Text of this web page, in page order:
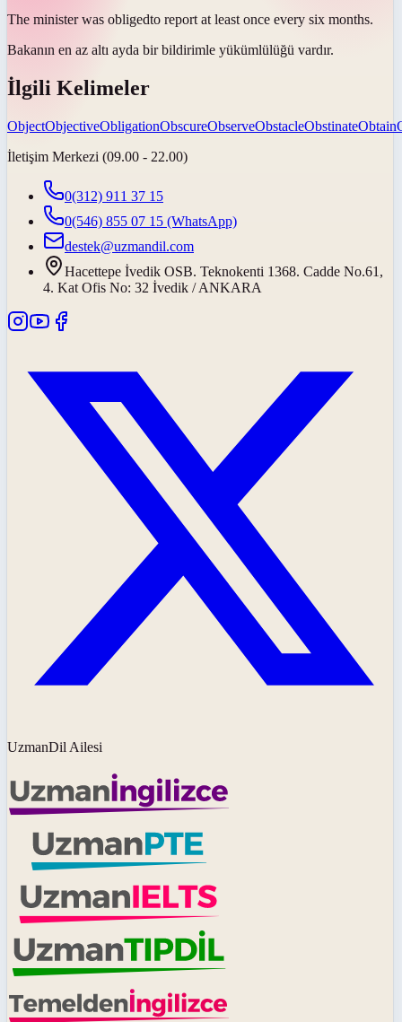
The minister was obligedto report at least once every six months.
Bakanın en az altı ayda bir bildirimle yükümlülüğü vardır.
İlgili Kelimeler
ObjectObjectiveObligationObscureObserveObstacleObstinateObtain
İletişim Merkezi (09.00 - 22.00)
0(312) 911 37 15
0(546) 855 07 15 (WhatsApp)
destek@uzmandil.com
Hacettepe İvedik OSB. Teknokenti 1368. Cadde No.61,
4. Kat Ofis No: 32 İvedik / ANKARA
UzmanDil Ailesi